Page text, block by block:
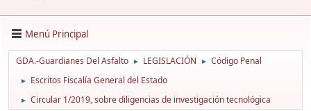
Menú Principal
GDA.-Guardianes Del Asfalto ► LEGISLACIÓN ► Código Penal
► Escritos Fiscalía General del Estado
► Circular 1/2019, sobre diligencias de investigación tecnológica